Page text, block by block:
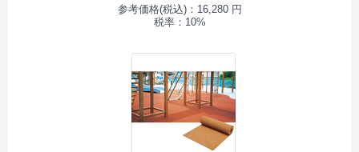
参考価格(税込)：16,280 円
税率：10%